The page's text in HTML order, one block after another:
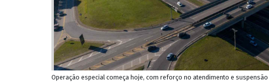
Operação especial começa hoje, com reforço no atendimento e